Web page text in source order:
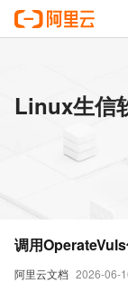
Linux生信
阿里云文档 2026-06-
调用